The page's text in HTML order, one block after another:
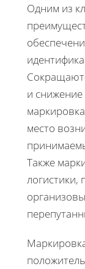
Одним из
и снижение
место
Также
логистики,